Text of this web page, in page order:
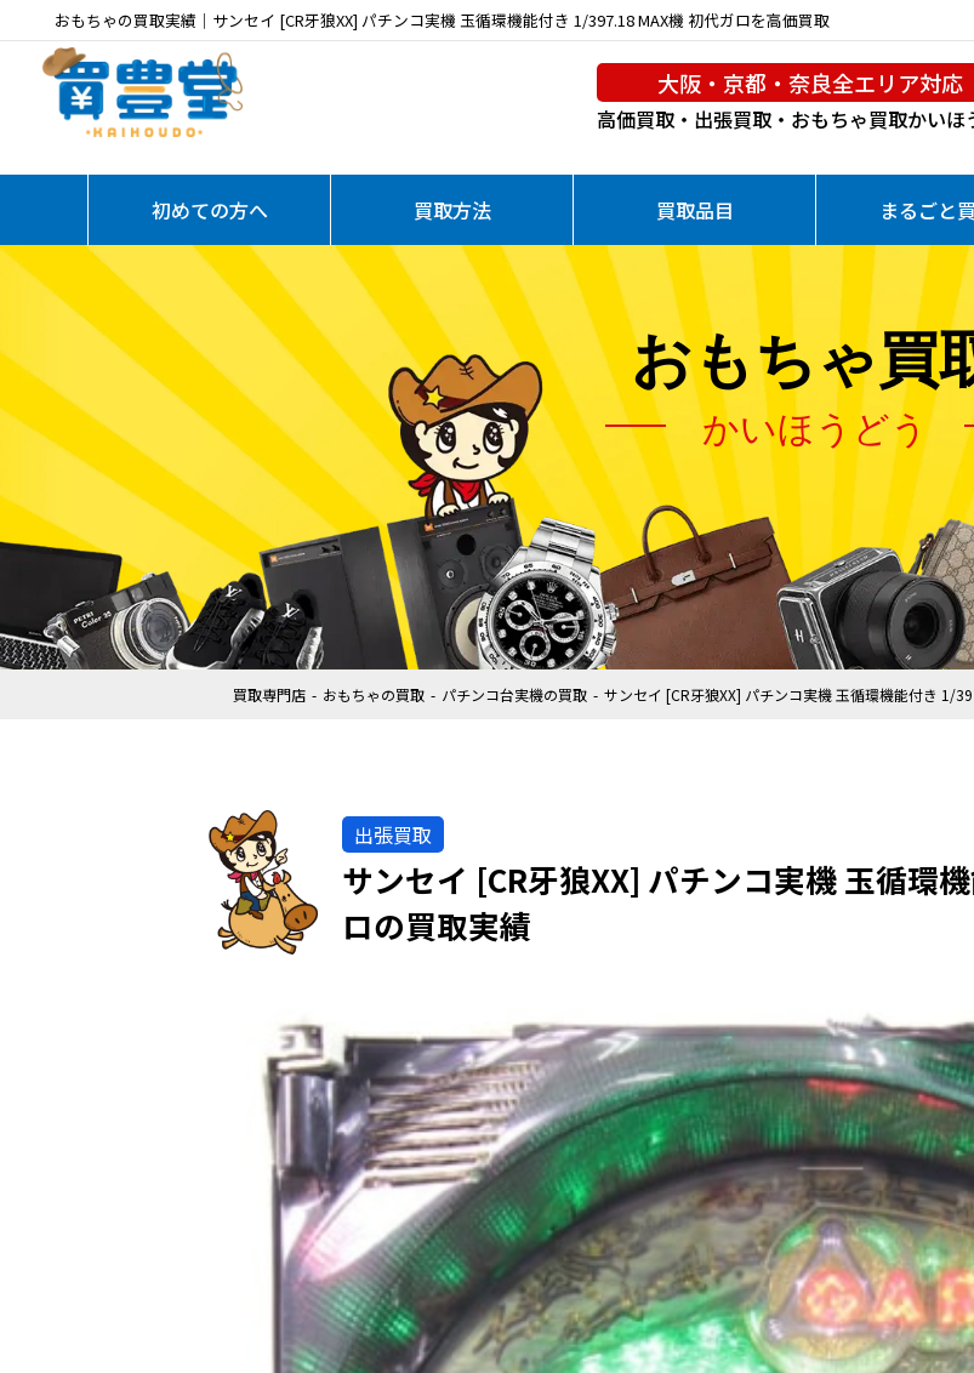
おもちゃの買取実績｜サンセイ [CR牙狼XX] パチンコ実機 玉循環機能付き 1/397.18 MAX機 初代ガロを高価買取
大阪・京都・奈良全エリア対応
高価買取・出張買取・おもちゃ買取かいほ
初めての方へ 買取方法 買取品目 まるごと
おもちゃ買
かいほうどう
買取専門店 おもちゃの買取 パチンコ台実機の買取 サンセイ [CR牙狼XX] パチンコ実機 玉循環機能付き 1/
出張買取
サンセイ [CR牙狼XX] パチンコ実機 玉循環
ロの買取実績